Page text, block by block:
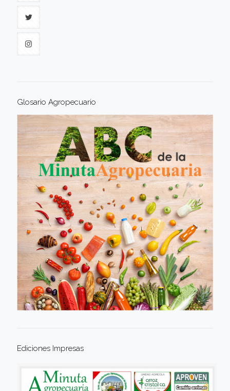
Glosario Agropecuario
Ediciones Impresas